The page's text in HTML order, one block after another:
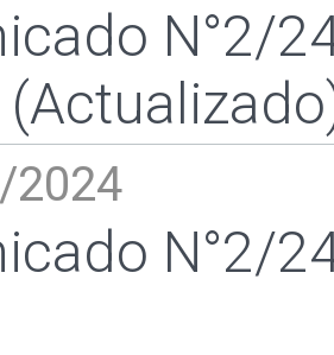
N°2/
2024
N°2/